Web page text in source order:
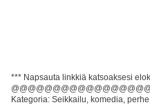
*** Napsauta linkkiä katsoaksesi
Kategoria: Seikkailu, komedia,